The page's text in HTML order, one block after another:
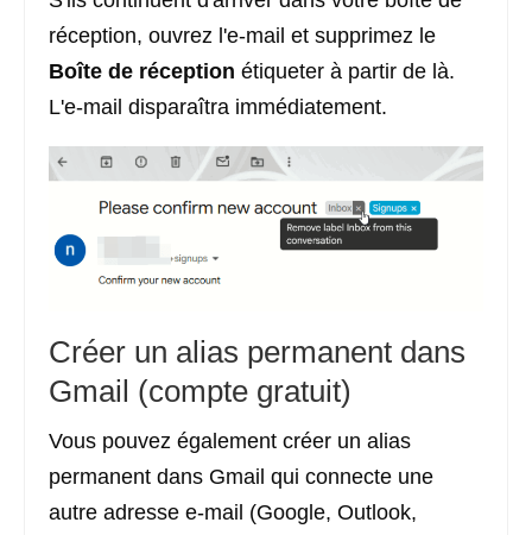
réception, ouvrez l'e-mail et supprimez le
Boîte de réception étiqueter à partir de là.
L'e-mail disparaîtra immédiatement.
Créer un alias permanent dans
Gmail (compte gratuit)
Vous pouvez également créer un alias
permanent dans Gmail qui connecte une
autre adresse e-mail (Google, Outlook,